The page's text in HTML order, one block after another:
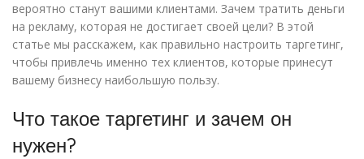
вероятно станут вашими клиентами. Зачем тратить деньги
на рекламу, которая не достигает своей цели? В этой
статье мы расскажем, как правильно настроить таргетинг,
чтобы привлечь именно тех клиентов, которые принесут
вашему бизнесу наибольшую пользу.
Что такое таргетинг и зачем он
нужен?